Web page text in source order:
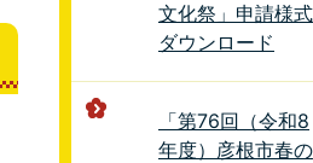
文化祭」申請様式
ダウンロード
「第76回（令和8
年度）彦根市春の